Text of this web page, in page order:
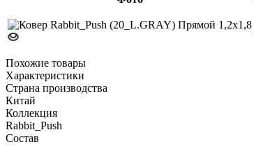
Похожие товары
Характеристики
Страна производства
Китай
Коллекция
Rabbit_Push
Состав